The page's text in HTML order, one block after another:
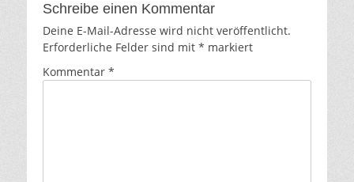
Schreibe einen Kommentar
Deine E-Mail-Adresse wird nicht veröffentlicht.
Erforderliche Felder sind mit * markiert
Kommentar *